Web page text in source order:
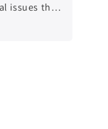
issues that